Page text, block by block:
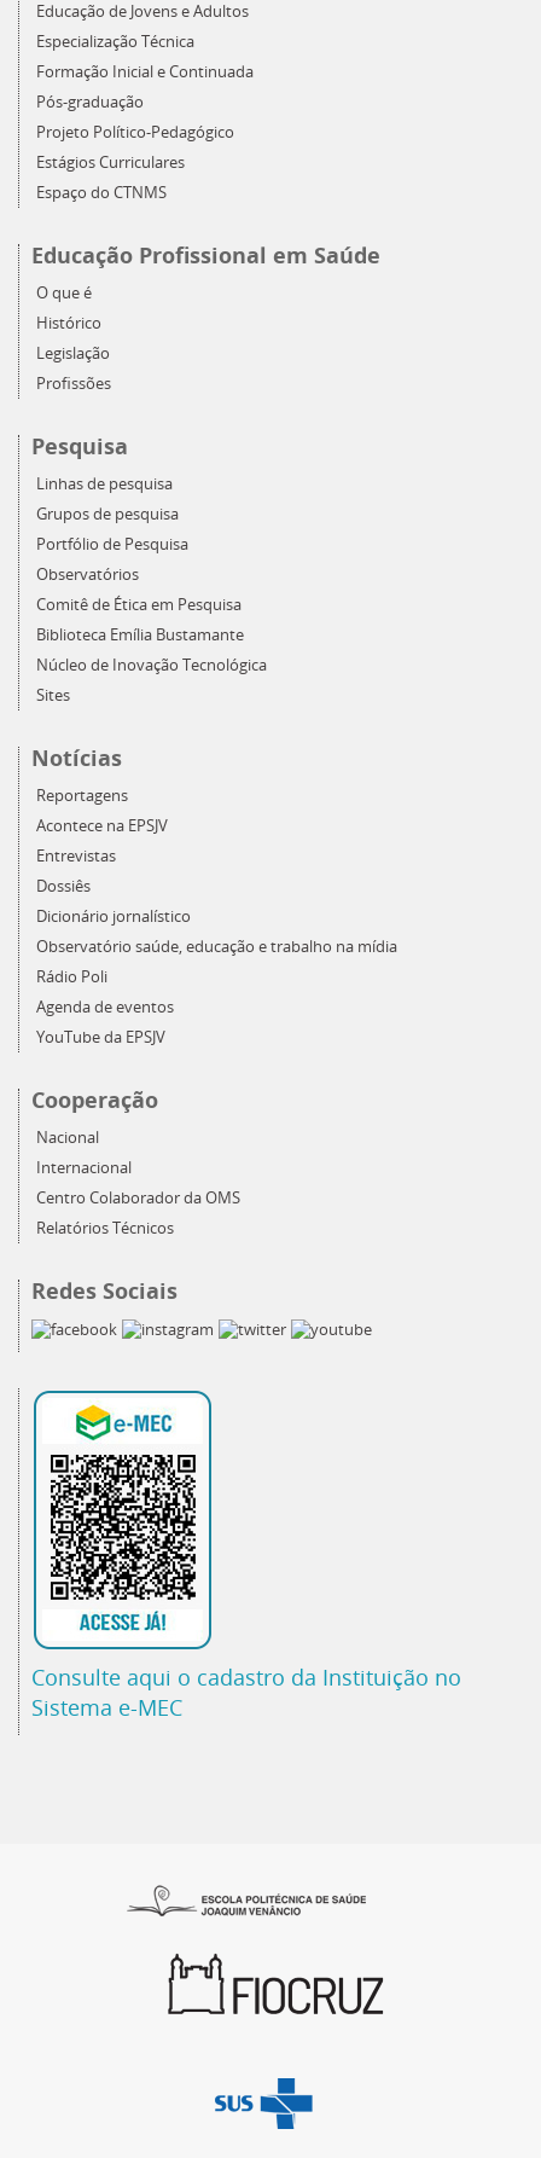
Educação de Jovens e Adultos
Especialização Técnica
Formação Inicial e Continuada
Pós-graduação
Projeto Político-Pedagógico
Estágios Curriculares
Espaço do CTNMS
Educação Profissional em Saúde
O que é
Histórico
Legislação
Profissões
Pesquisa
Linhas de pesquisa
Grupos de pesquisa
Portfólio de Pesquisa
Observatórios
Comitê de Ética em Pesquisa
Biblioteca Emília Bustamante
Núcleo de Inovação Tecnológica
Sites
Notícias
Reportagens
Acontece na EPSJV
Entrevistas
Dossiês
Dicionário jornalístico
Observatório saúde, educação e trabalho na mídia
Rádio Poli
Agenda de eventos
YouTube da EPSJV
Cooperação
Nacional
Internacional
Centro Colaborador da OMS
Relatórios Técnicos
Redes Sociais
Consulte aqui o cadastro da Instituição no
Sistema e-MEC